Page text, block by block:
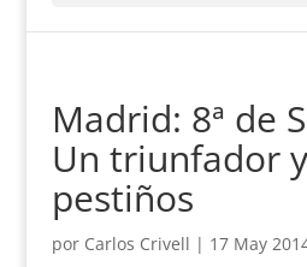
Madrid: 8ª de
Un triunfador
pestiños
por Carlos Crivell | 17 May